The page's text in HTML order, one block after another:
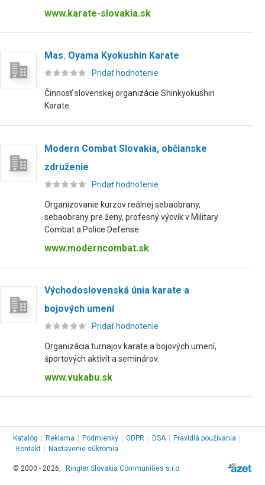
www.karate-slovakia.sk
Mas. Oyama Kyokushin Karate
Pridať hodnotenie
Činnosť slovenskej organizácie Shinkyokushin
Karate.
Modern Combat Slovakia, občianske
združenie
Pridať hodnotenie
Organizovanie kurzov reálnej sebaobrany,
sebaobrany pre ženy, profesný výcvik v Military
Combat a Police Defense.
www.moderncombat.sk
Východoslovenská únia karate a
bojových umení
Pridať hodnotenie
Organizácia turnajov karate a bojových umení,
športových aktivít a seminárov.
www.vukabu.sk
Katalóg Reklama Podmienky GDPR DSA Pravidlá používania
Kontakt
Nastavenie súkromia
© 2000 - 2026, Ringier Slovakia Communities s.r.o.